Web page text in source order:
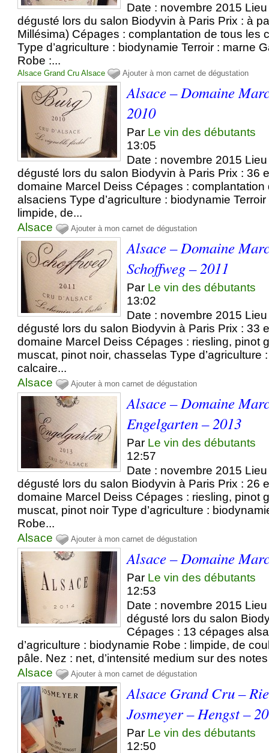
Date : novembre 2015
dégusté lors du salon Biodyvin à Paris Prix : à
Millésima) Cépages : complantation de tous les
Type d’agriculture : biodynamie Terroir : marne
Robe :...
Alsace Grand Cru Alsace Ajouter à mon carnet de dégustation
Alsace – Domaine
2010
Par Le vin des débutants
13:05
Date : novembre 2015
dégusté lors du salon Biodyvin à Paris Prix : 36
domaine Marcel Deiss Cépages :
alsaciens Type d’agriculture : biodynamie
limpide, de...
Alsace
Ajouter à mon carnet de dégustation
Alsace – Domaine
Schoffweg – 2011
Par Le vin des débutants
13:02
Date : novembre 2015
dégusté lors du salon Biodyvin à Paris Prix : 33
domaine Marcel Deiss Cépages : riesling, pinot
muscat, pinot noir, chasselas Type d’agriculture
calcaire...
Alsace
Ajouter à mon carnet de dégustation
Alsace – Domaine
Engelgarten – 2013
Par Le vin des débutants
12:57
Date : novembre 2015
dégusté lors du salon Biodyvin à Paris Prix : 26
domaine Marcel Deiss Cépages : riesling, pinot
muscat, pinot noir Type d’agriculture :
Robe...
Alsace
Ajouter à mon carnet de dégustation
Alsace – Domaine
Par Le vin des débutants
12:53
Date : novembre 2015
dégusté lors du salon
Cépages : 13 cépages
d’agriculture : biodynamie Robe : limpide, de
pâle. Nez : net, d’intensité medium sur des
Alsace
Ajouter à mon carnet de dégustation
Alsace Grand Cru –
Josmeyer – Hengst –
Par Le vin des débutants
12:50